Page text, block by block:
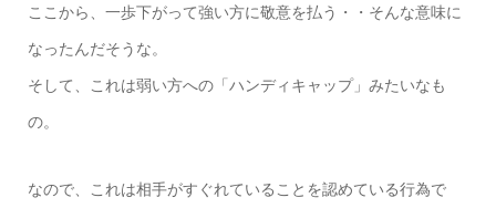
ここから、一歩下がって強い方に敬意を払う・・そんな意味に
なったんだそうな。
そして、これは弱い方への「ハンディキャップ」みたいなも
の。
なので、これは相手がすぐれていることを認めている行為で